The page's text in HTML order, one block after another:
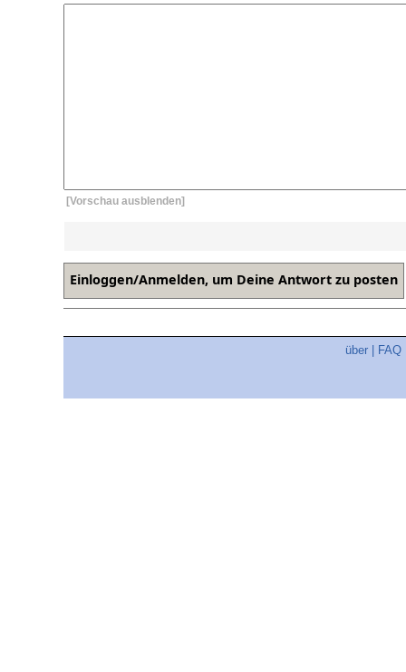
[Vorschau ausblenden]
über FAQ